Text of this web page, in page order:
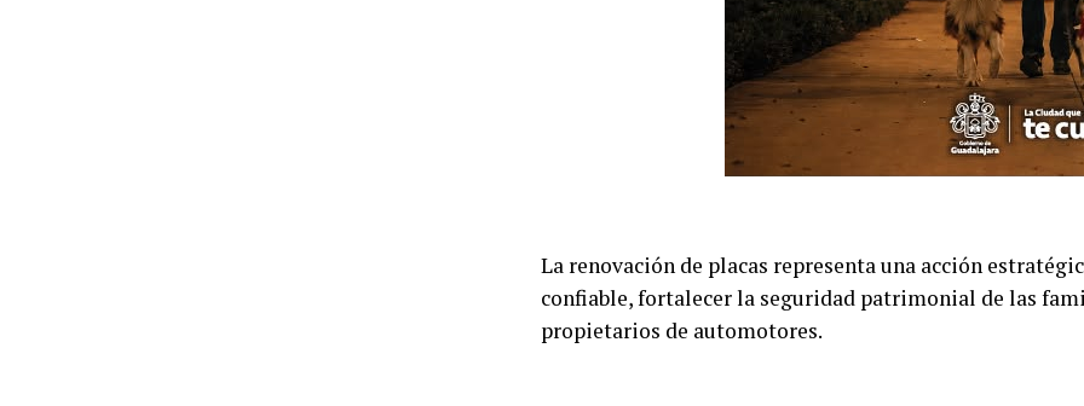
La renovación de placas representa una acción
confiable, fortalecer la seguridad patrimonial de las
propietarios de automotores.